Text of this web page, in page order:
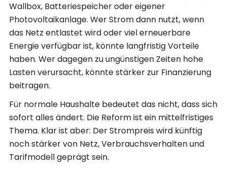
Wallbox, Batteriespeicher oder eigener
Photovoltaikanlage. Wer Strom dann nutzt, wenn
das Netz entlastet wird oder viel erneuerbare
Energie verfügbar ist, könnte langfristig Vorteile
haben. Wer dagegen zu ungünstigen Zeiten hohe
Lasten verursacht, könnte stärker zur Finanzierung
beitragen.
Für normale Haushalte bedeutet das nicht, dass sich
sofort alles ändert. Die Reform ist ein mittelfristiges
Thema. Klar ist aber: Der Strompreis wird künftig
noch stärker von Netz, Verbrauchsverhalten und
Tarifmodell geprägt sein.